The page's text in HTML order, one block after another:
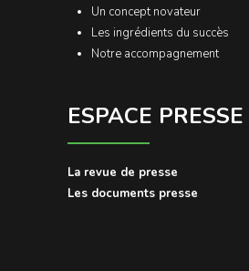
Un concept novateur
Les ingrédients du succès
Notre accompagnement
ESPACE PRESSE
La revue de presse
Les documents presse